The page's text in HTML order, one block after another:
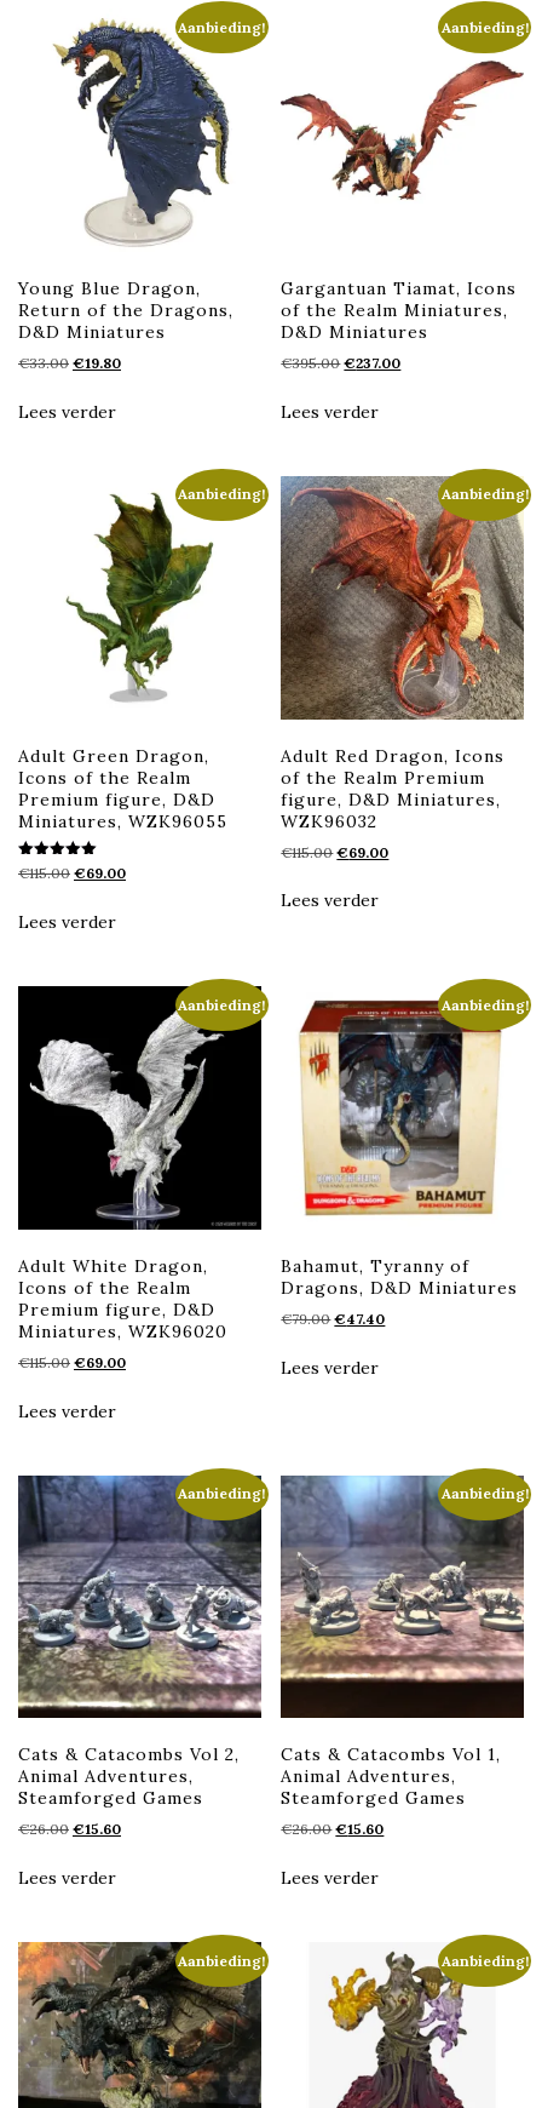
Aanbieding!
Young Blue Dragon,
Return of the Dragons,
D&D Miniatures
€33.00 Oorspronkelijke
was:
€19.80Huidige
Lees verder
Aanbieding!
Gargantuan Tiamat, Icons
of the Realm Miniatures,
D&D Miniatures
€395.00Oorspronkelijke
was:
€237.00Huidige
Lees verder
Aanbieding!
Adult Green Dragon,
Icons of the Realm
Premium figure, D&D
Miniatures, WZK96055
Gewaardeerd
€115.00 Oorspronkelijke
was:
€69.00Huidige
Lees verder
Aanbieding!
Adult Red Dragon, Icons
of the Realm Premium
figure, D&D Miniatures,
WZK96032
€115.00Oorspronkelijke
was:
€69.00Huidige
Lees verder
Aanbieding!
Adult White Dragon,
Icons of the Realm
Premium figure, D&D
Miniatures, WZK96020
€115.00 Oorspronkelijke
was:
€69.00Huidige
Lees verder
Aanbieding!
Bahamut, Tyranny of
Dragons, D&D Miniatures
€79.00Oorspronkelijke
was:
€47.40Huidige
Lees verder
Aanbieding!
Cats & Catacombs Vol 2,
Animal Adventures,
Steamforged Games
€26.00 Oorspronkelijke
was:
€15.60Huidige
Lees verder
Aanbieding!
Cats & Catacombs Vol 1,
Animal Adventures,
Steamforged Games
€26.00Oorspronkelijke
was:
€15.60Huidige
Lees verder
Aanbieding! Aanbieding!